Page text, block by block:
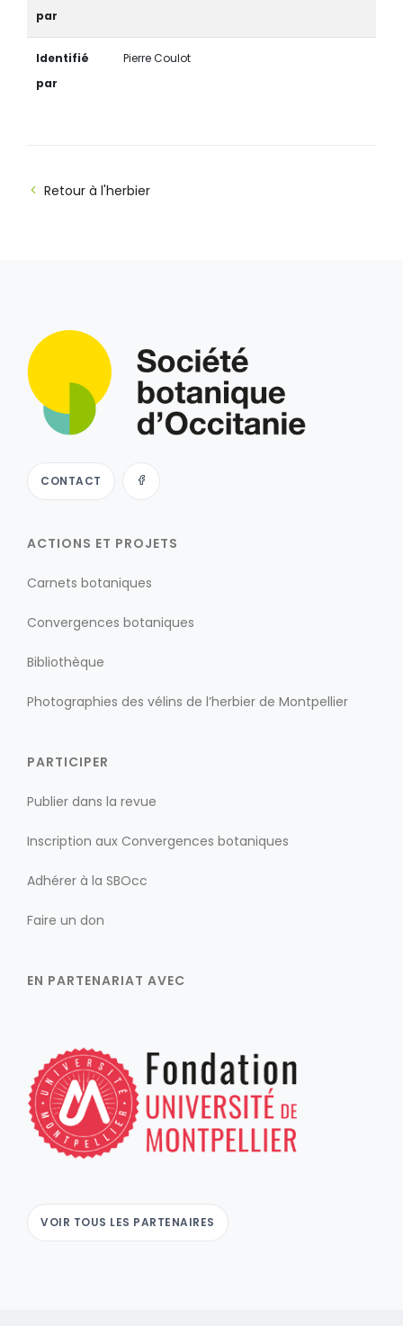
par
Identifié
par
Pierre Coulot
Retour à l'herbier
CONTACT
ACTIONS ET PROJETS
Carnets botaniques
Convergences botaniques
Bibliothèque
Photographies des vélins de l’herbier de Montpellier
PARTICIPER
Publier dans la revue
Inscription aux Convergences botaniques
Adhérer à la SBOcc
Faire un don
EN PARTENARIAT AVEC
VOIR TOUS LES PARTENAIRES